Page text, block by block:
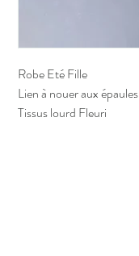
Robe Eté Fille
Lien à nouer aux épaules
Tissus lourd Fleuri